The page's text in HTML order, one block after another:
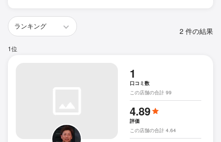
2 件の結果
1位
1
口コミ数
この店舗の合計 99
4.89
評価
この店舗の合計 4.64